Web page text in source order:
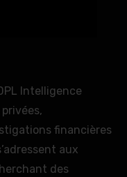
Intelligence
financières
aux
des